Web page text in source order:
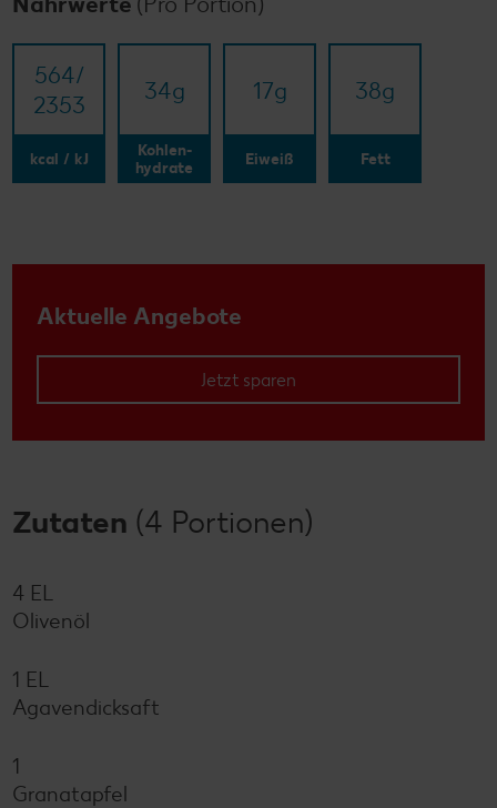
564/​
2353
kcal / kJ
34g
Kohlen-
hydrate
17g
Eiweiß
38g
Fett
Aktuelle Angebote
Jetzt sparen
Zutaten (4 Portionen)
4 EL
Olivenöl
1 EL
Agavendicksaft
1
Granatapfel